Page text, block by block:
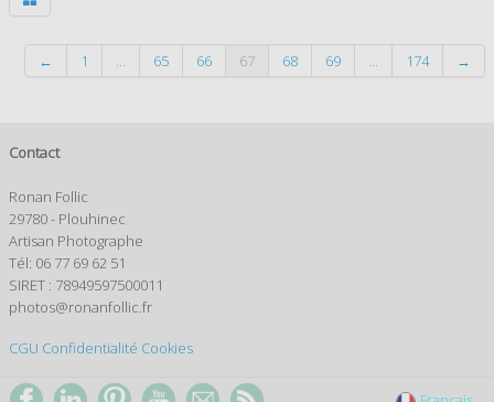
← 1 ... 65 66 67 68 69 ... 174 →
Contact
Ronan Follic
29780 - Plouhinec
Artisan Photographe
Tél: 06 77 69 62 51
SIRET : 78949597500011
photos@ronanfollic.fr
CGU Confidentialité Cookies